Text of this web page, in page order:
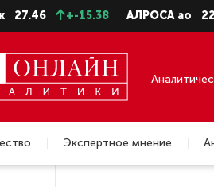
+-15.38 АЛРОСА ао 22.99
Экспертное мнение